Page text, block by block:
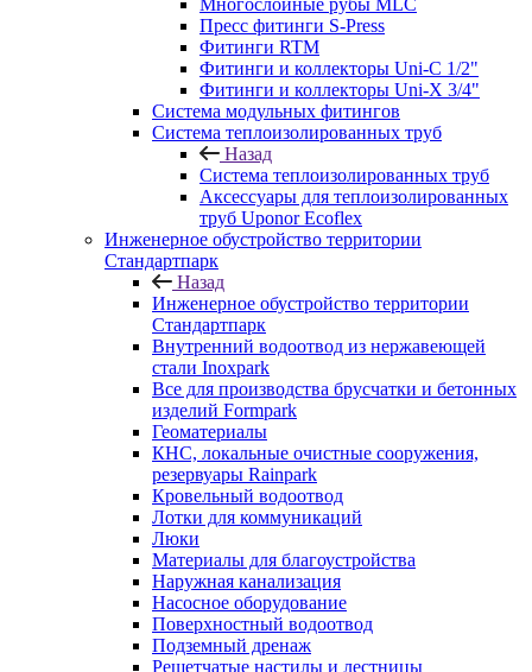
Многослойные рубы MLC
Пресс фитинги S-Press
Фитинги RTM
Фитинги и коллекторы Uni-C 1/2"
Фитинги и коллекторы Uni-X 3/4"
Система модульных фитингов
Система теплоизолированных труб
Назад
Система теплоизолированных труб
Аксессуары для теплоизолированных
труб Uponor Ecoflex
Инженерное обустройство территории
Стандартпарк
Назад
Инженерное обустройство территории
Стандартпарк
Внутренний водоотвод из нержавеющей
стали Inoxpark
Все для производства брусчатки и бетонных
изделий Formpark
Геоматериалы
КНС, локальные очистные сооружения,
резервуары Rainpark
Кровельный водоотвод
Лотки для коммуникаций
Люки
Материалы для благоустройства
Наружная канализация
Насосное оборудование
Поверхностный водоотвод
Подземный дренаж
Решетчатые настилы и лестницы